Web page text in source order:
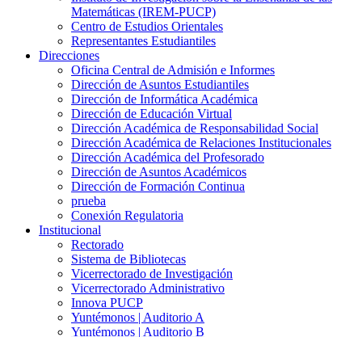
Matemáticas (IREM-PUCP)
Centro de Estudios Orientales
Representantes Estudiantiles
Direcciones
Oficina Central de Admisión e Informes
Dirección de Asuntos Estudiantiles
Dirección de Informática Académica
Dirección de Educación Virtual
Dirección Académica de Responsabilidad Social
Dirección Académica de Relaciones Institucionales
Dirección Académica del Profesorado
Dirección de Asuntos Académicos
Dirección de Formación Continua
prueba
Conexión Regulatoria
Institucional
Rectorado
Sistema de Bibliotecas
Vicerrectorado de Investigación
Vicerrectorado Administrativo
Innova PUCP
Yuntémonos | Auditorio A
Yuntémonos | Auditorio B